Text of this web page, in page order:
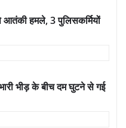
आतंकी हमले, 3 पुलिसकर्मियों
भीड़ के बीच दम घुटने से गई